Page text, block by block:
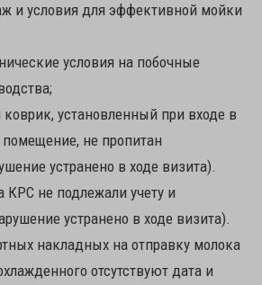
и условия для эффективной мойки
условия на побочные
установленный при входе в
не пропитан
устранено в ходе визита).
КРС не подлежали учету и
устранено в ходе визита).
накладных на отправку молока
отсутствуют дата и